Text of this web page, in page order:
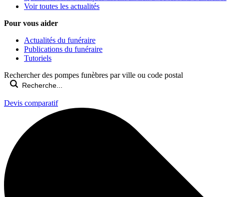
Voir toutes les actualités
Pour vous aider
Actualités du funéraire
Publications du funéraire
Tutoriels
Rechercher des pompes funèbres par ville ou code postal
Devis comparatif